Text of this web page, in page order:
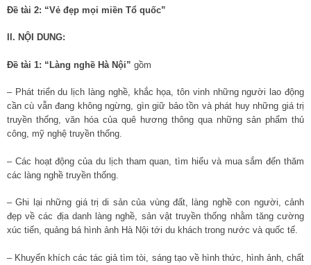
Đề tài 2: “Vẻ đẹp mọi miền Tổ quốc”
II. NỘI DUNG:
Đề tài 1: “Làng nghề Hà Nội” gồm
– Phát triển du lịch làng nghề, khắc họa, tôn vinh những người lao động
cần cù vẫn đang không ngừng, gìn giữ bảo tồn và phát huy những giá trị
truyền thống, văn hóa của quê hương thông qua những sản phẩm thủ
công, mỹ nghệ truyền thống.
– Các hoạt động của du lịch tham quan, tìm hiểu và mua sắm đến thăm
các làng nghề truyền thống.
– Ghi lại những giá trị di sản của vùng đất, làng nghề con người, cảnh
đẹp về các địa danh làng nghề, sản vật truyền thống nhằm tăng cường
xúc tiến, quảng bá hình ảnh Hà Nội tới du khách trong nước và quốc tế.
– Khuyến khích các tác giả tìm tòi, sáng tạo về hình thức, hình ảnh, chất